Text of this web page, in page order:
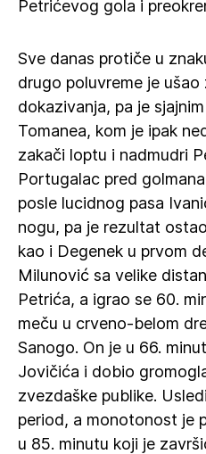
Petrićevog gola i
Sve danas protiče u
drugo poluvreme je ušao
dokazivanja, pa je
Tomanea, kom je ipak
zakači loptu i nadmudri
Portugalac pred
posle lucidnog pasa
nogu, pa je rezultat
kao i Degenek u prvom
Milunović sa velike
Petrića, a igrao se 60.
meču u crveno-belom
Sanogo. On je u 66.
Jovičića i dobio
zvezdaške publike.
period, a monotonost je
u 85. minutu koji je